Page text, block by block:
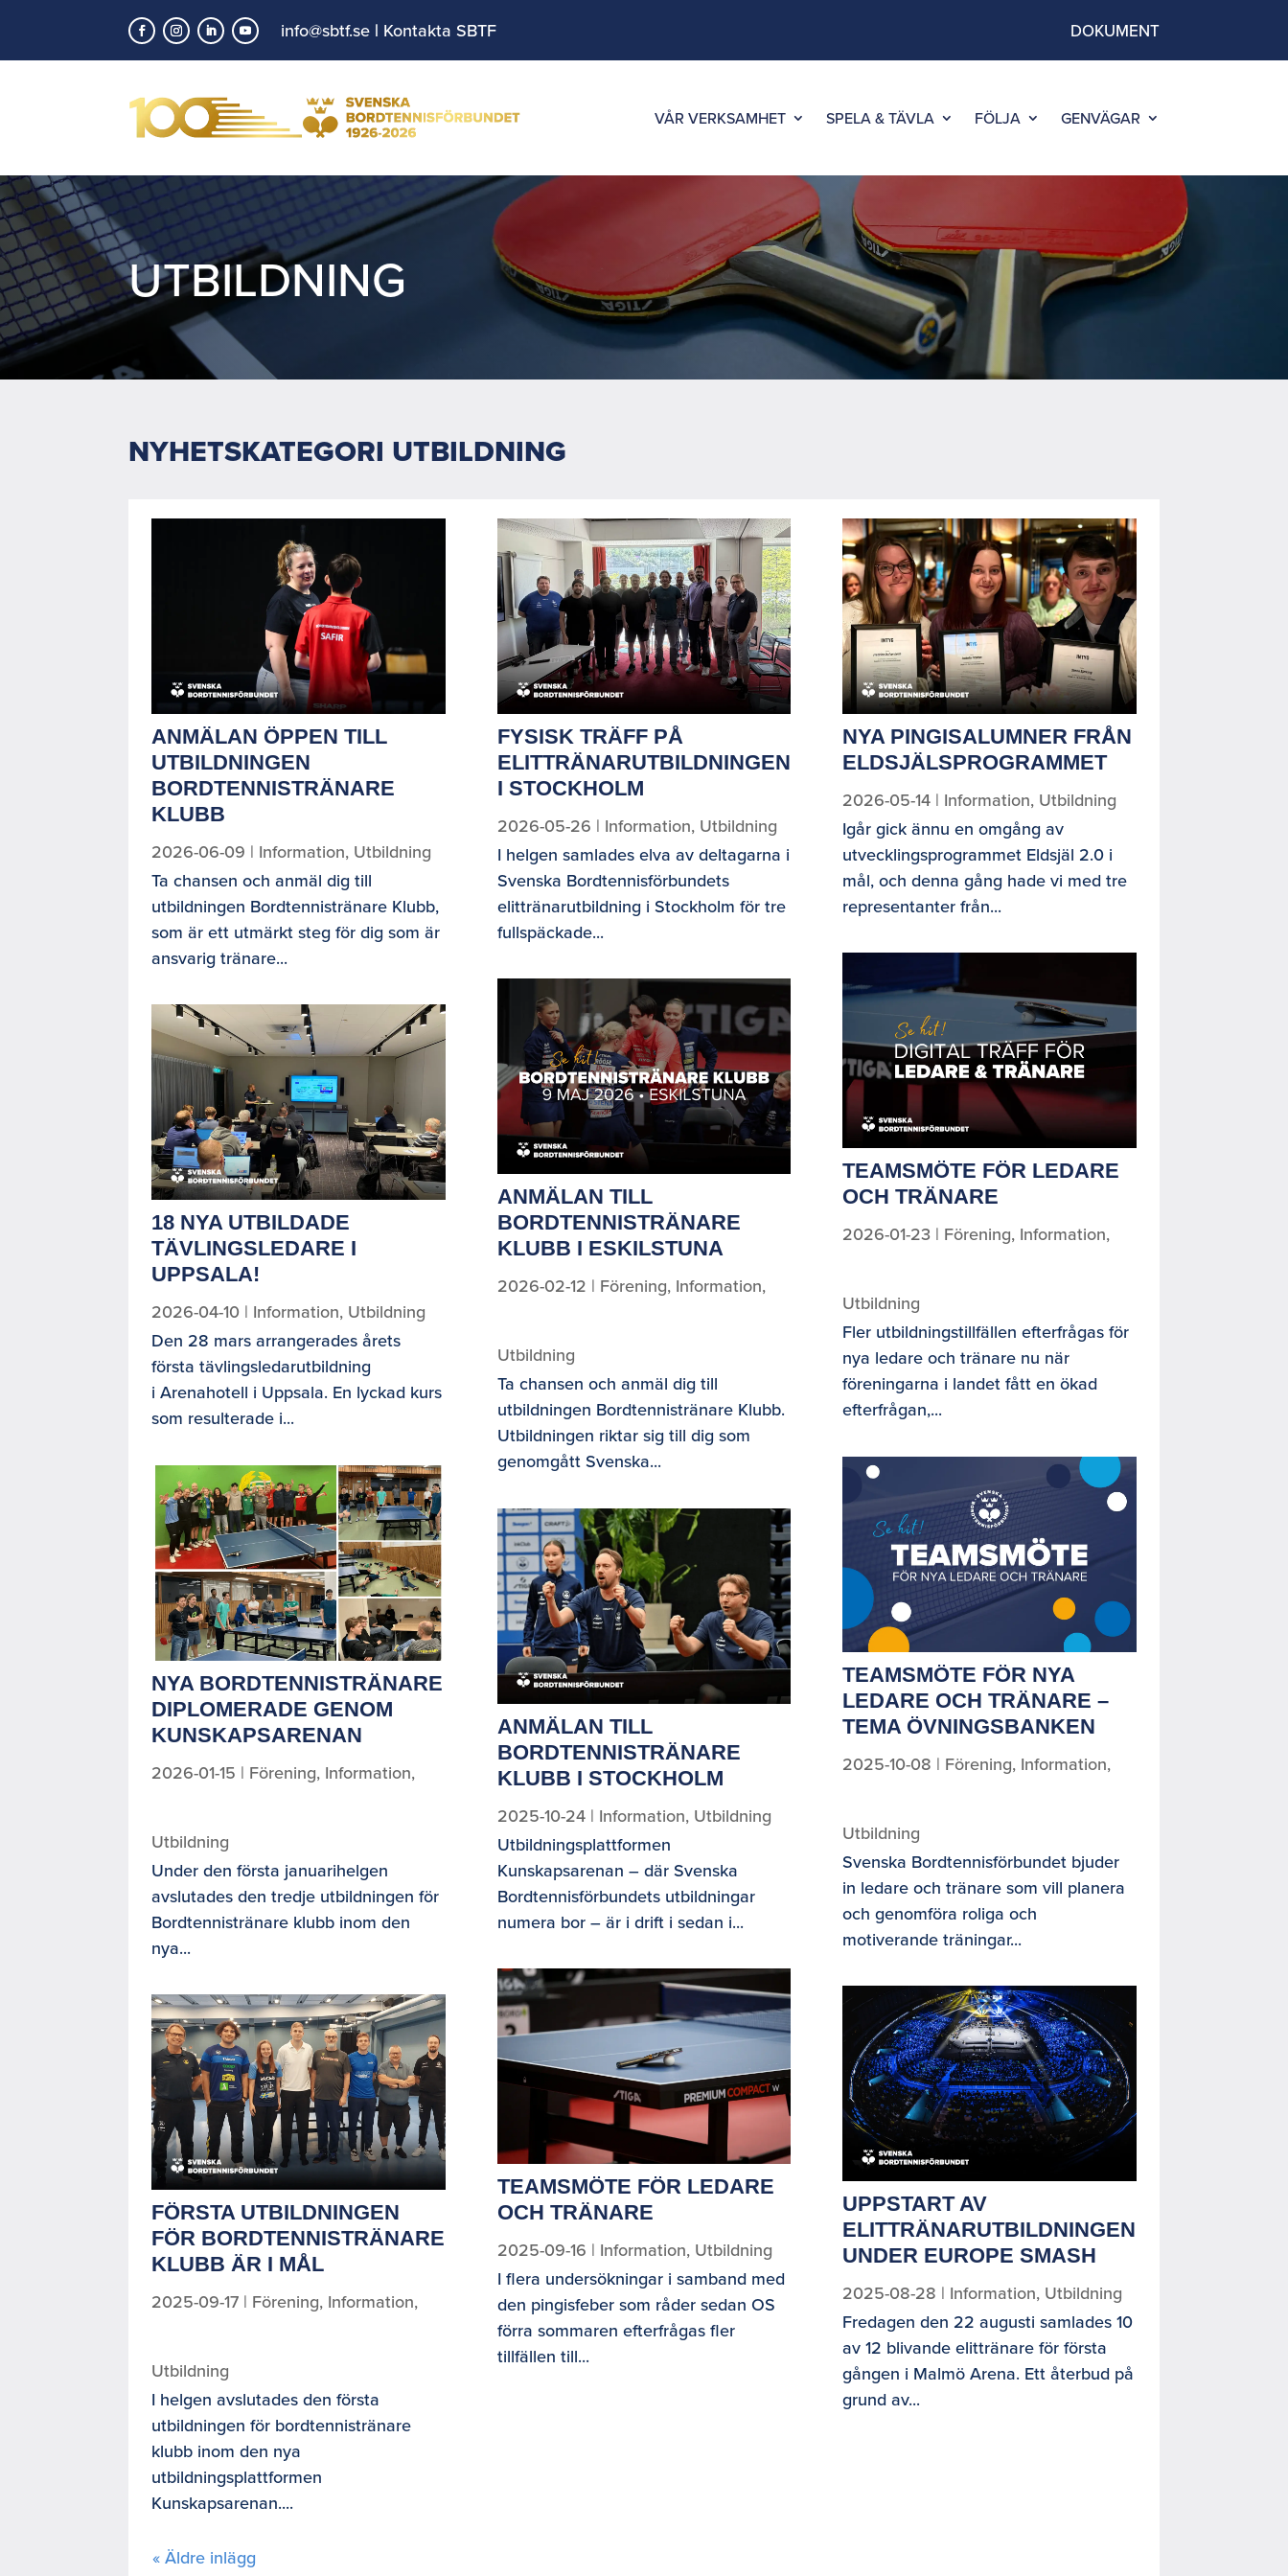
info@sbtf.se | Kontakta SBTF DOKUMENT
VÅR VERKSAMHET SPELA & TÄVLA FÖLJA GENVÄGAR
UTBILDNING
NYHETSKATEGORI UTBILDNING
ANMÄLAN ÖPPEN TILL
UTBILDNINGEN
BORDTENNISTRÄNARE
KLUBB
2026-06-09 | Information, Utbildning
Ta chansen och anmäl dig till
utbildningen Bordtennistränare Klubb,
som är ett utmärkt steg för dig som är
ansvarig tränare...
18 NYA UTBILDADE
TÄVLINGSLEDARE I
UPPSALA!
2026-04-10 | Information, Utbildning
Den 28 mars arrangerades årets
första tävlingsledarutbildning
i Arenahotell i Uppsala. En lyckad kurs
som resulterade i...
NYA BORDTENNISTRÄNARE
DIPLOMERADE GENOM
KUNSKAPSARENAN
2026-01-15 | Förening, Information,
Utbildning
Under den första januarihelgen
avslutades den tredje utbildningen för
Bordtennistränare klubb inom den
nya...
FÖRSTA UTBILDNINGEN
FÖR BORDTENNISTRÄNARE
KLUBB ÄR I MÅL
2025-09-17 | Förening, Information,
Utbildning
I helgen avslutades den första
utbildningen för bordtennistränare
klubb inom den nya
utbildningsplattformen
Kunskapsarenan....
FYSISK TRÄFF PÅ
ELITTRÄNARUTBILDNINGEN
I STOCKHOLM
2026-05-26 | Information, Utbildning
I helgen samlades elva av deltagarna i
Svenska Bordtennisförbundets
elittränarutbildning i Stockholm för tre
fullspäckade...
ANMÄLAN TILL
BORDTENNISTRÄNARE
KLUBB I ESKILSTUNA
2026-02-12 | Förening, Information,
Utbildning
Ta chansen och anmäl dig till
utbildningen Bordtennistränare Klubb.
Utbildningen riktar sig till dig som
genomgått Svenska...
ANMÄLAN TILL
BORDTENNISTRÄNARE
KLUBB I STOCKHOLM
2025-10-24| Information, Utbildning
Utbildningsplattformen
Kunskapsarenan – där Svenska
Bordtennisförbundets utbildningar
numera bor – är i drift i sedan i...
TEAMSMÖTE FÖR LEDARE
OCH TRÄNARE
2025-09-16 | Information, Utbildning
I flera undersökningar i samband med
den pingisfeber som råder sedan OS
förra sommaren efterfrågas fler
tillfällen till...
NYA PINGISALUMNER FRÅN
ELDSJÄLSPROGRAMMET
2026-05-14 | Information, Utbildning
Igår gick ännu en omgång av
utvecklingsprogrammet Eldsjäl 2.0 i
mål, och denna gång hade vi med tre
representanter från...
TEAMSMÖTE FÖR LEDARE
OCH TRÄNARE
2026-01-23 | Förening, Information,
Utbildning
Fler utbildningstillfällen efterfrågas för
nya ledare och tränare nu när
föreningarna i landet fått en ökad
efterfrågan,...
TEAMSMÖTE FÖR NYA
LEDARE OCH TRÄNARE –
TEMA ÖVNINGSBANKEN
2025-10-08 | Förening, Information,
Utbildning
Svenska Bordtennisförbundet bjuder
in ledare och tränare som vill planera
och genomföra roliga och
motiverande träningar...
UPPSTART AV
ELITTRÄNARUTBILDNINGEN
UNDER EUROPE SMASH
2025-08-28 | Information, Utbildning
Fredagen den 22 augusti samlades 10
av 12 blivande elittränare för första
gången i Malmö Arena. Ett återbud på
grund av...
« Äldre inlägg